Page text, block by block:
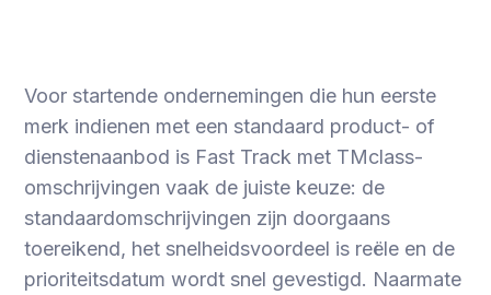
Voor startende ondernemingen die hun eerste
merk indienen met een standaard product- of
dienstenaanbod is Fast Track met TMclass-
omschrijvingen vaak de juiste keuze: de
standaardomschrijvingen zijn doorgaans
toereikend, het snelheidsvoordeel is reële en de
prioriteitsdatum wordt snel gevestigd. Naarmate